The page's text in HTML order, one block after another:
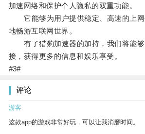
加速网络和保护个人隐私的双重功能。
它能够为用户提供稳定、高速的上网
地畅游互联网世界。
有了猎豹加速器的加持，我们将能够
接，获得更多的信息和娱乐享受。
#3#
评论
游客
这款app的游戏非常好玩，可以让我消磨时间。